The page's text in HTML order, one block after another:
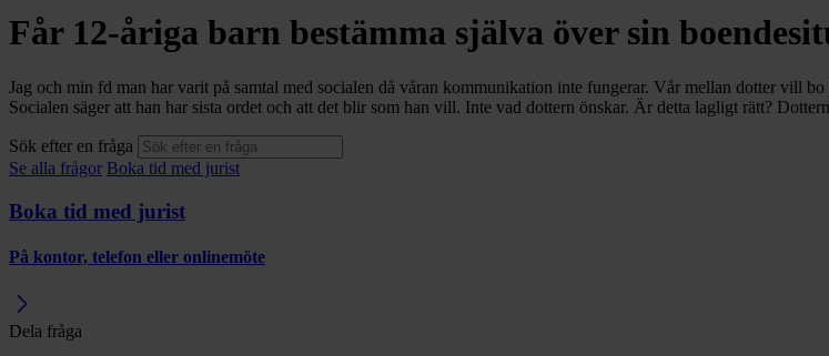
Får 12-åriga barn bestämma själva över sin
Jag och min fd man har varit på samtal med socialen då våran kommunikation inte fungerar. Vår mellan dotter vill
Socialen säger att han har sista ordet och att det blir som han vill. Inte vad dottern önskar. Är detta lagligt rätt?
Sök efter en fråga
Se alla frågor Boka tid med jurist
Boka tid med jurist
På kontor, telefon eller onlinemöte
Dela fråga